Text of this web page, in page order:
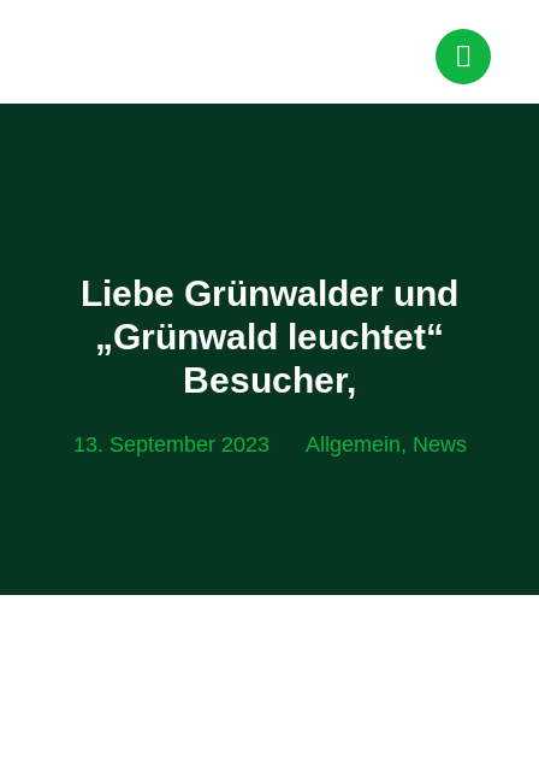
Liebe Grünwalder und
„Grünwald leuchtet“
Besucher,
13. September 2023 Allgemein, News